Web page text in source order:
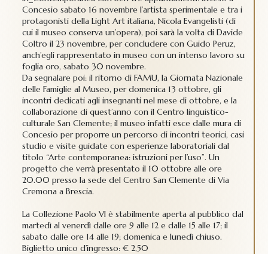
Concesio sabato 16 novembre l’artista sperimentale e tra i
protagonisti della Light Art italiana, Nicola Evangelisti (di
cui il museo conserva un’opera), poi sarà la volta di Davide
Coltro il 23 novembre, per concludere con Guido Peruz,
anch’egli rappresentato in museo con un intenso lavoro su
foglia oro, sabato 30 novembre.
Da segnalare poi: il ritorno di FAMU, la Giornata Nazionale
delle Famiglie al Museo, per domenica 13 ottobre, gli
incontri dedicati agli insegnanti nel mese di ottobre, e la
collaborazione di quest’anno con il Centro linguistico-
culturale San Clemente; il museo infatti esce dalle mura di
Concesio per proporre un percorso di incontri teorici, casi
studio e visite guidate con esperienze laboratoriali dal
titolo “Arte contemporanea: istruzioni per l’uso”. Un
progetto che verrà presentato il 10 ottobre alle ore
20.00 presso la sede del Centro San Clemente di Via
Cremona a Brescia.
La Collezione Paolo VI è stabilmente aperta al pubblico dal
martedì al venerdì dalle ore 9 alle 12 e dalle 15 alle 17; il
sabato dalle ore 14 alle 19; domenica e lunedì chiuso.
Biglietto unico d’ingresso: € 2,50